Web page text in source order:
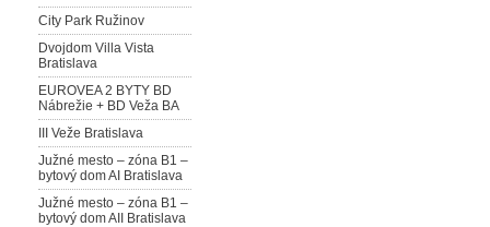
City Park Ružinov
Dvojdom Villa Vista
Bratislava
EUROVEA 2 BYTY BD
Nábrežie + BD Veža BA
III Veže Bratislava
Južné mesto – zóna B1 –
bytový dom AI Bratislava
Južné mesto – zóna B1 –
bytový dom AII Bratislava